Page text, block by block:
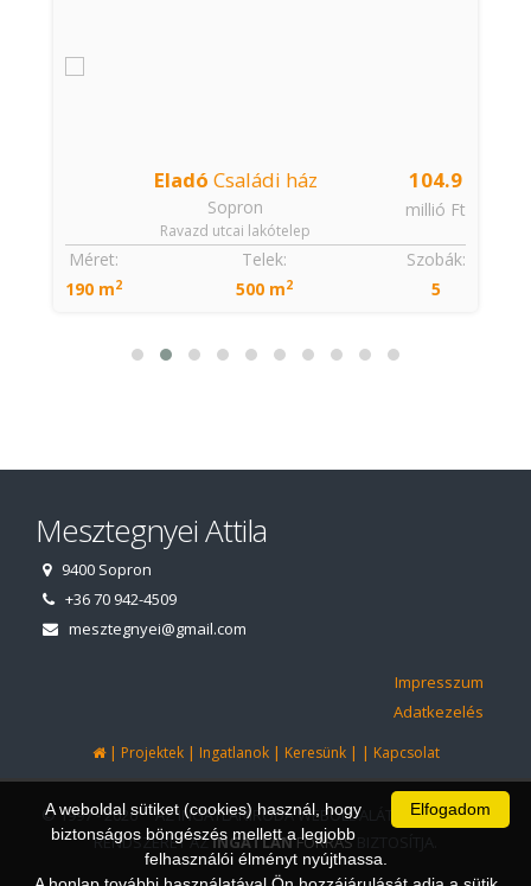
104.9
millió Ft
Eladó Családi ház
Sopron
Ravazd utcai lakótelep
Szobák:
5
Méret:
190 m2
Telek:
500 m2
Mesztegnyei Attila
9400 Sopron
+36 70 942-4509
mesztegnyei@gmail.com
Impresszum
Adatkezelés
| Projektek| Ingatlanok| Keresünk| | Kapcsolat
© 1997 - 2026 AZ INGATLANIRODA WEBOLDALÁT ÉS ÜGYVITELI
RENDSZERÉT AZINGATLANFORRÁSBIZTOSÍTJA.
Elfogadom
A weboldal sütiket (cookies) használ, hogy
biztonságos böngészés mellett a legjobb
felhasználói élményt nyújthassa.